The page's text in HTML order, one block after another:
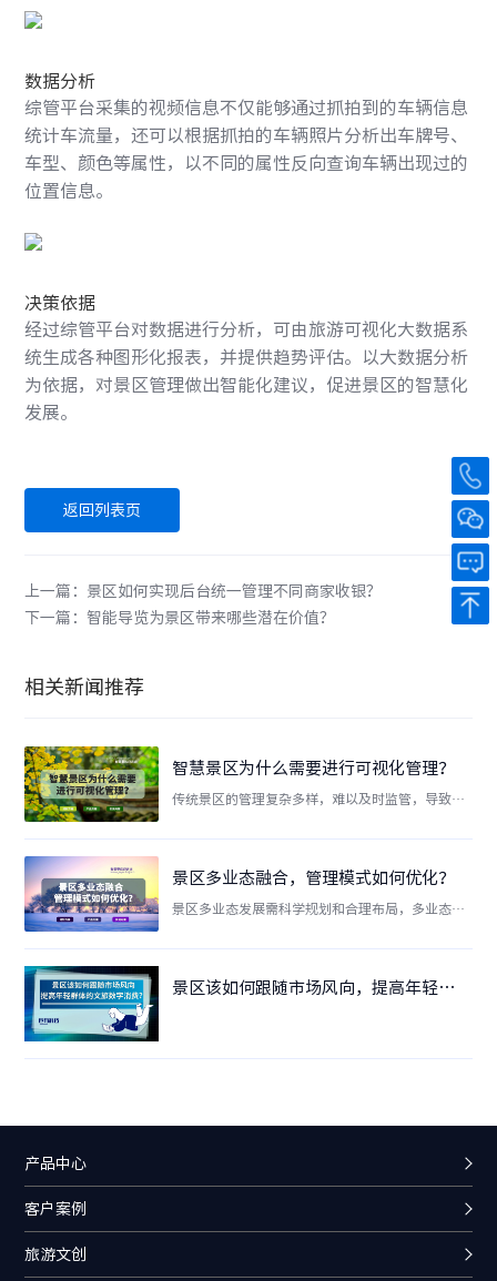
数据分析
综管平台采集的视频信息不仅能够通过抓拍到的车辆信息
统计车流量，还可以根据抓拍的车辆照片分析出车牌号、
车型、颜色等属性，以不同的属性反向查询车辆出现过的
位置信息。
决策依据
经过综管平台对数据进行分析，可由旅游可视化大数据系
统生成各种图形化报表，并提供趋势评估。以大数据分析
为依据，对景区管理做出智能化建议，促进景区的智慧化
发展。
返回列表页
上一篇：景区如何实现后台统一管理不同商家收银？
下一篇：智能导览为景区带来哪些潜在价值？
相关新闻推荐
智慧景区为什么需要进行可视化管理？
传统景区的管理复杂多样，难以及时监管，导致问
区管理人员掌握全方位的监测，实现跨专业跨部门
实景地图，形成实景指挥监管体系，帮助景区一屏
掌握全局和细节。
景区多业态融合，管理模式如何优化？
景区多业态发展需科学规划和合理布局，多业态双
饮、住宿、娱乐等旅游要素商户集中在一个版面
独立的产品管理和核销管理。
景区该如何跟随市场风向，提高年轻群体的文旅数字消费呢？
产品中心
客户案例
旅游文创